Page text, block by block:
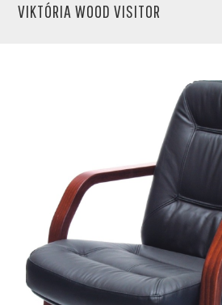
VIKTÓRIA WOOD VISITOR